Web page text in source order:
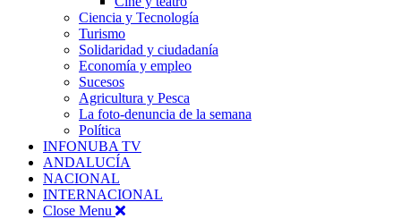
Ciencia y Tecnología
Turismo
Solidaridad y ciudadanía
Economía y empleo
Sucesos
Agricultura y Pesca
La foto-denuncia de la semana
Política
INFONUBA TV
ANDALUCÍA
NACIONAL
INTERNACIONAL
Close Menu